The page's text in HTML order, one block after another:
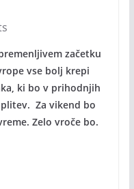
začetku
vse bolj krepi
ki bo v prihodnjih
Za vikend bo
Zelo vroče bo.